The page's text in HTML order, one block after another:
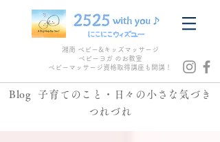
湘南 ベビー&キッズマッサージ
ベビーヨガ のお教室
​ベビーマッサージ資格取得講座も開講！
Blog
子育てのこと・日々の小さな気づき
つれづれ